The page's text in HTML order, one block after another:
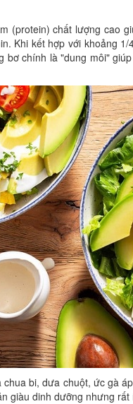
(protein) chất lượng cao
Khi kết hợp với khoảng
bơ chính là "dung môi"
chua bi, dưa chuột, ức gà
giàu dinh dưỡng nhưng rất